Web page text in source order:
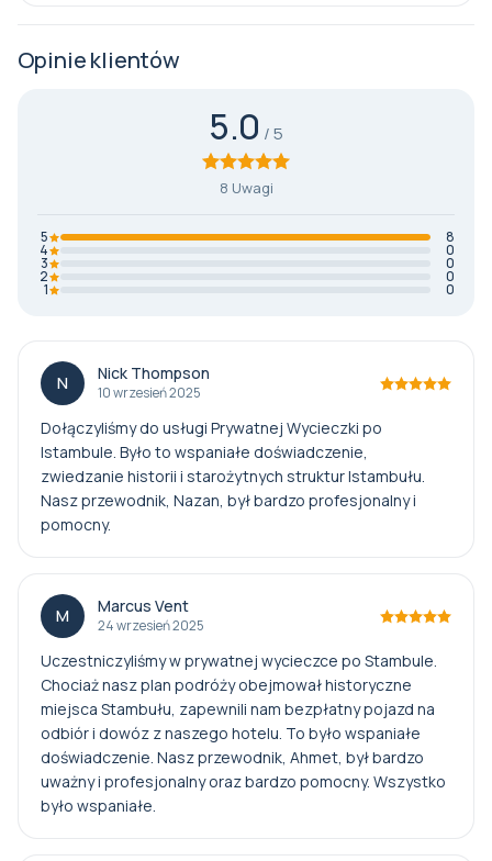
Opinie klientów
5.0
8 Uwagi
5 8
4 0
3 0
2 0
1 0
N Nick Thompson
10 wrzesień 2025
Dołączyliśmy do usługi Prywatnej Wycieczki po
Istambule. Było to wspaniałe doświadczenie,
zwiedzanie historii i starożytnych struktur Istambułu.
Nasz przewodnik, Nazan, był bardzo profesjonalny i
pomocny.
M Marcus Vent
24 wrzesień 2025
Uczestniczyliśmy w prywatnej wycieczce po Stambule.
Chociaż nasz plan podróży obejmował historyczne
miejsca Stambułu, zapewnili nam bezpłatny pojazd na
odbiór i dowóz z naszego hotelu. To było wspaniałe
doświadczenie. Nasz przewodnik, Ahmet, był bardzo
uważny i profesjonalny oraz bardzo pomocny. Wszystko
było wspaniałe.